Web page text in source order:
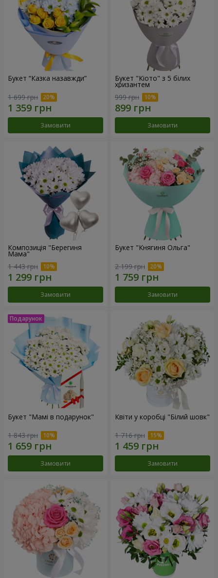
Букет “Казка назавжди”
1 699 грн
Замовити
Букет "Кіото" з 5 білих
хризантем
999 грн
Замовити
Композиція "Берегиня
Мама"
1 443 грн
Замовити
Букет "Княгиня Ольга"
2 199 грн
Замовити
Букет "Мамі в подарунок"
1 843 грн
Замовити
Квіти у коробці "Білий шовк"
1 716 грн
Замовити